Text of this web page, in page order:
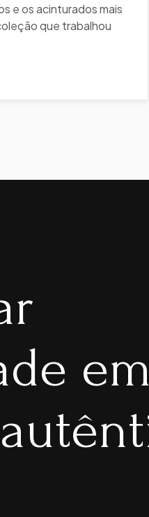
e os acinturados mais
que trabalhou
em